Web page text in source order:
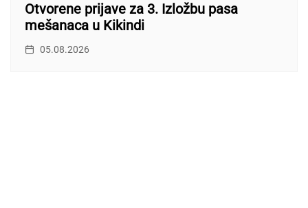
Otvorene prijave za 3. Izložbu pasa
mešanaca u Kikindi
05.08.2026